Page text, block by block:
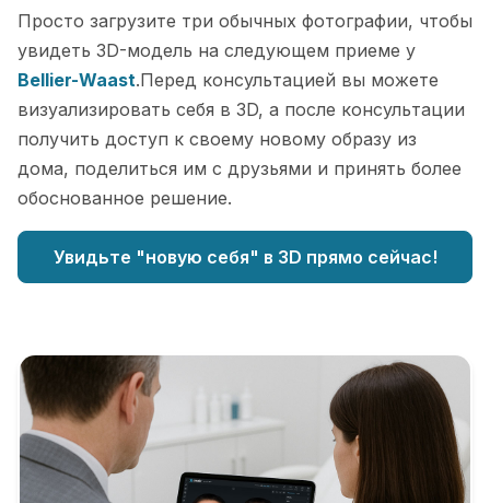
Просто загрузите три обычных фотографии, чтобы
увидеть 3D-модель на следующем приеме у
Bellier-Waast.Перед консультацией вы можете
визуализировать себя в 3D, а после консультации
получить доступ к своему новому образу из
дома, поделиться им с друзьями и принять более
обоснованное решение.
Увидьте "новую себя" в 3D прямо сейчас!